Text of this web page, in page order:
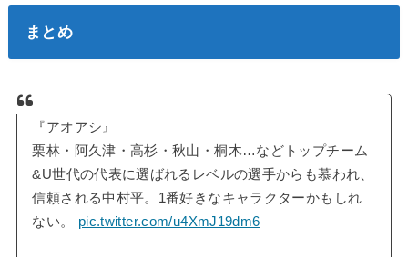
まとめ
『アオアシ』
栗林・阿久津・高杉・秋山・桐木…などトップチーム
&U世代の代表に選ばれるレベルの選手からも慕われ、
信頼される中村平。1番好きなキャラクターかもしれ
ない。 pic.twitter.com/u4XmJ19dm6